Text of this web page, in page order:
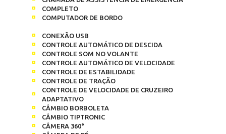
COMPLETO
COMPUTADOR DE BORDO
CONEXÃO USB
CONTROLE AUTOMÁTICO DE DESCIDA
CONTROLE SOM NO VOLANTE
CONTROLE AUTOMÁTICO DE VELOCIDADE
CONTROLE DE ESTABILIDADE
CONTROLE DE TRAÇÃO
CONTROLE DE VELOCIDADE DE CRUZEIRO
ADAPTATIVO
CÂMBIO BORBOLETA
CÂMBIO TIPTRONIC
CÂMERA 360°